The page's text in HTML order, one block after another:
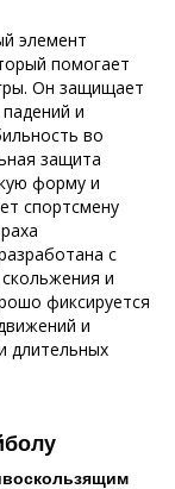
элемент
помогает
Он защищает
и
во
защита
форму и
спортсмену
с
и
фиксируется
и
длительных